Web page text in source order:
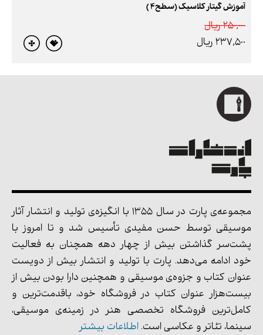
آموزش گیتار کلاسیک (سطح4 )
250,000 ريال
237,500 ريال
مجموعه‌ی پارت در سال 1355 با انگیزه‌ی تولید و انتشار آثار
موسیقی توسط حسن مفیدی تأسیس شد و تا امروز با
پشت‌سر گذاشتن بیش از چهار دهه همچنان به فعالیت
خود ادامه می‌دهد. پارت با تولید و انتشار بیش از دویست
عنوان کتاب و جزوه‌ی موسیقی و همچنین دارا بودن بیش از
بیست‌هزار عنوان کتاب در فروشگاه خود، باقدمت‌ترین و
کامل‌ترین فروشگاه تخصصی هنر در زمینه‌ی موسیقی،
سینما، تئاتر و عکاسی است. اطلاعات بیشتر